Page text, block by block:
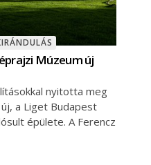
Múzeum új
nyitotta meg
a Liget Budapest
épülete. A Ferencz